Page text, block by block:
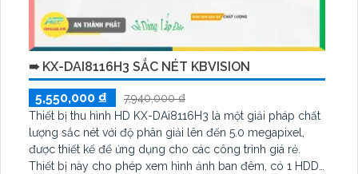
➠ KX-DAI8116H3 SẮC NÉT KBVISION
5,550,000 ₫
7,940,000 ₫
Thiết bị thu hình HD KX-DAi8116H3 là một giải pháp chất
lượng sắc nét với độ phân giải lên đến 5.0 megapixel,
được thiết kế để ứng dụng cho các công trình giá rẻ.
Thiết bị này cho phép xem hình ảnh ban đêm, có 1 HDD